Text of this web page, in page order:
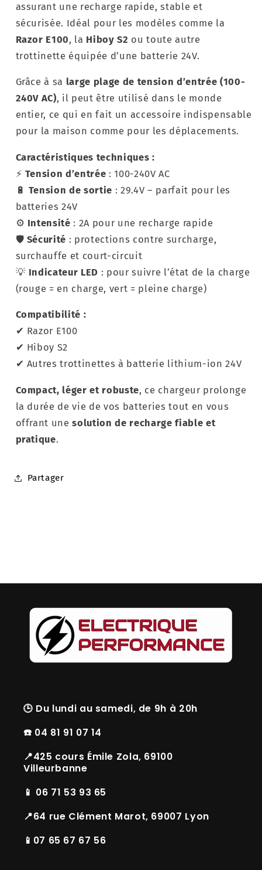
assurant une recharge rapide, stable et
sécurisée. Idéal pour les modèles comme la
Razor E100, la Hiboy S2 ou toute autre
trottinette équipée d’une batterie 24V.
Grâce à sa large plage de tension d’entrée (100-
240V AC), il peut être utilisé dans le monde
entier, ce qui en fait un accessoire indispensable
pour la maison comme pour les déplacements.
Caractéristiques techniques :
⚡ Tension d’entrée : 100-240V AC
🔋 Tension de sortie : 29.4V – parfait pour les
batteries 24V
⚙️ Intensité : 2A pour une recharge rapide
🛡️ Sécurité : protections contre surcharge,
surchauffe et court-circuit
💡 Indicateur LED : pour suivre l’état de la charge
(rouge = en charge, vert = pleine charge)
Compatibilité :
✔ Razor E100
✔ Hiboy S2
✔ Autres trottinettes à batterie lithium-ion 24V
Compact, léger et robuste, ce chargeur prolonge
la durée de vie de vos batteries tout en vous
offrant unesolution de recharge fiable et
pratique.
Partager
🕒 Du lundi au samedi, de 9h à 20h
☎️ 04 81 91 07 14
📍425 cours Émile Zola, 69100
Villeurbanne
📱 06 71 53 93 65
📍64 rue Clément Marot, 69007 Lyon
📱07 65 67 67 56